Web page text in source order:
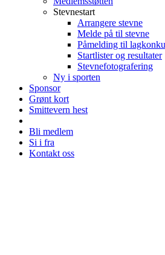
Stevnestart
Arrangere stevne
Melde på til stevne
Påmelding til
Startlister og resultater
Stevnefotografering
Ny i sporten
Sponsor
Grønt kort
Smittevern hest
Bli medlem
Si i fra
Kontakt oss